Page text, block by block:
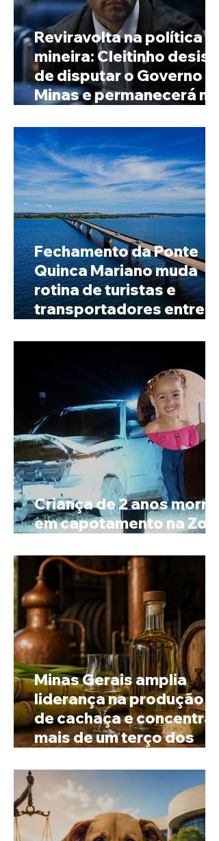
Reviravolta na política
mineira: Cleitinho desiste
de disputar o Governo de
Minas e permanecerá no
Fechamento da Ponte
Quinca Mariano muda
rotina de turistas e
transportadores entre
Criança de 2 anos morre
em capotamento na Zona
Minas Gerais amplia
liderança na produção
de cachaça e concentra
mais de um terço dos